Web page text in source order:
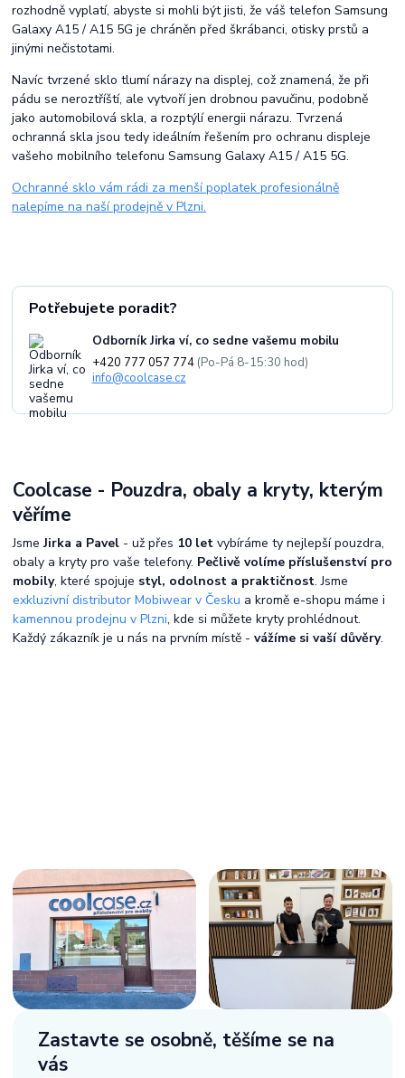
Potřebujete poradit?
Odborník Jirka ví, co sedne vašemu mobilu
+420 777 057 774 (Po-Pá 8-15:30 hod)
info@coolcase.cz
rozhodně vyplatí, abyste si mohli být jisti, že váš telefon Samsung
Galaxy A15 / A15 5G je chráněn před škrábanci, otisky prstů a
jinými nečistotami.
Navíc tvrzené sklo tlumí nárazy na displej, což znamená, že při
pádu se neroztříští, ale vytvoří jen drobnou pavučinu, podobně
jako automobilová skla, a rozptýlí energii nárazu. Tvrzená
ochranná skla jsou tedy ideálním řešením pro ochranu displeje
vašeho mobilního telefonu Samsung Galaxy A15 / A15 5G.
Ochranné sklo vám rádi za menší poplatek profesionálně
nalepíme na naší prodejně v Plzni.
Coolcase - Pouzdra, obaly a kryty, kterým
věříme
JsmeJirka a Pavel - už přes 10 let vybíráme ty nejlepší pouzdra,
obaly a kryty pro vaše telefony. Pečlivě volíme příslušenství pro
mobily, které spojuje styl, odolnost a praktičnost. Jsme
exkluzivní distributor Mobiwear v Česku a kromě e-shopu máme i
kamennou prodejnu v Plzni, kde si můžete kryty prohlédnout.
Každý zákazník je u nás na prvním místě - vážíme si vaší důvěry.
Zastavte se osobně, těšíme se na
vás